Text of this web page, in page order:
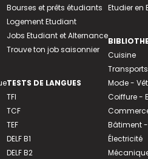
Bourses et prêts étudiants
Logement Etudiant
Jobs Etudiant et Alternance
Trouve ton job saisonnier
TESTS DE LANGUES
TFI
TCF
TEF
DELF B1
DELF B2
Etudier en
Cuisine
Transports
Mode -
Coiffure -
Bâtiment
Électricité